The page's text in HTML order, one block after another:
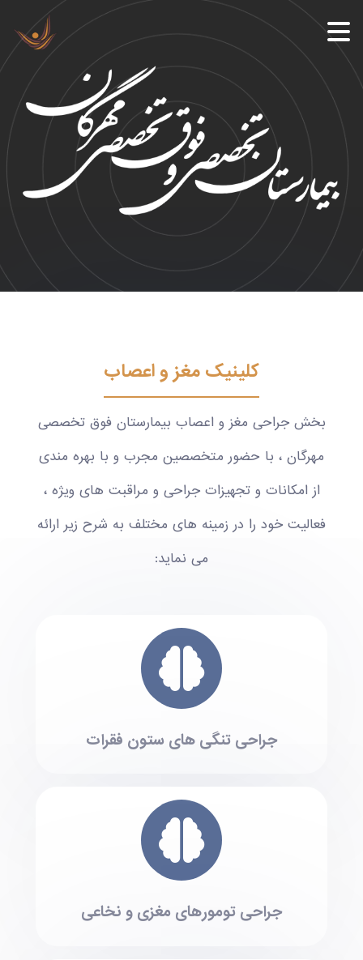
کلینیک مغز و اعصاب
بخش جراحی مغز و اعصاب بیمارستان فوق تخصصی
مهرگان ، با حضور متخصصین مجرب و با بهره مندی
از امکانات و تجهیزات جراحی و مراقبت های وی‍ژه ،
فعالیت خود را در زمینه های مختلف به شرح زیر ارائه
می نماید:
جراحی تنگی های ستون فقرات
جراحی تومورهای مغزی و نخاعی